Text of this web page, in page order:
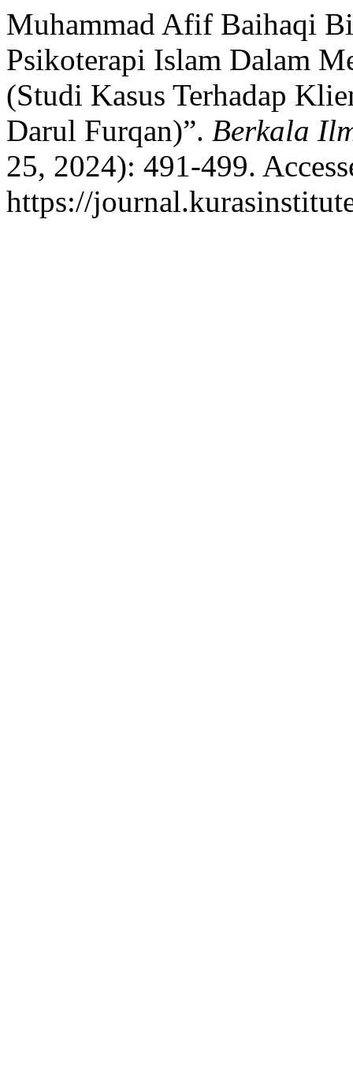
Muhammad Afif Baihaqi
Psikoterapi Islam Dalam
(Studi Kasus Terhadap
Darul Furqan)”. Berkala
25, 2024): 491-499.
https://